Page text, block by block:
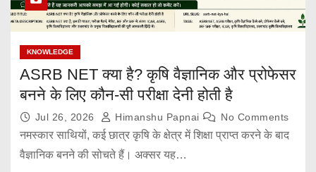
KNOWLEDGE
ASRB NET क्या है? कृषि वैज्ञानिक और प्रोफेसर
बनने के लिए कौन-सी परीक्षा देनी होती है
Jul 26, 2026 Himanshu Papnai No Comments
नमस्कार साथियों, कई छात्र कृषि के क्षेत्र में शिक्षा प्राप्त करने के बाद
वैज्ञानिक बनने की सोचते हैं। अक्सर यह…